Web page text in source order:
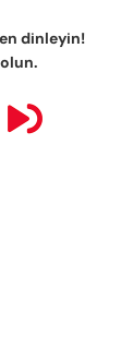
dinleyin!